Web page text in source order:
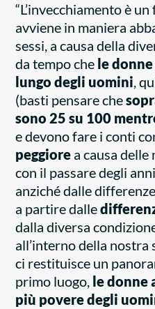
“L’invecchiamento è
avviene in maniera
sessi, a causa della
da tempo che le
lungo degli uomini,
(basti pensare che
sono 25 su 100
e devono fare i conti
peggiore a causa
con il passare degli
anziché dalle
a partire dalle
dalla diversa
all’interno della nostra
ci restituisce un
primo luogo, le donne
più povere degli